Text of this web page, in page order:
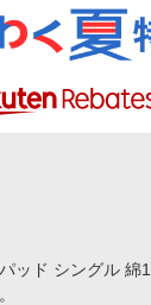
ッド シングル 綿